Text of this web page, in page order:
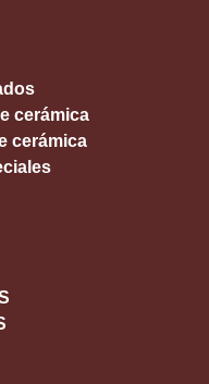
cerámica
cerámica